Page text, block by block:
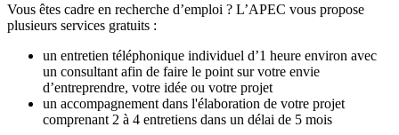
Vous êtes cadre en recherche d’emploi ? L’APEC vous propose
plusieurs services gratuits :
un entretien téléphonique individuel d’1 heure environ avec
un consultant afin de faire le point sur votre envie
d’entreprendre, votre idée ou votre projet
un accompagnement dans l'élaboration de votre projet
comprenant 2 à 4 entretiens dans un délai de 5 mois